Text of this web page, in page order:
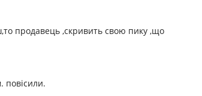
продавець ,скривить свою пику ,що
повісили.